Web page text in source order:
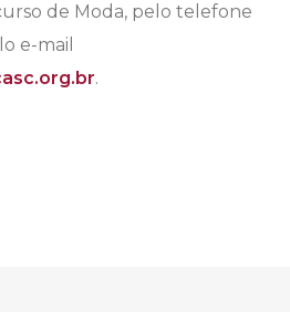
de Moda, pelo telefone
e-mail
.